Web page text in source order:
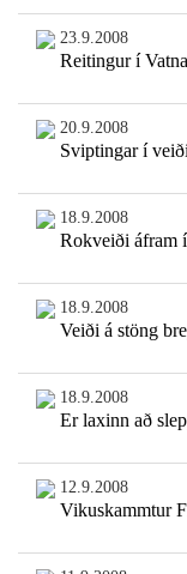
23.9.2008
Reitingur í
20.9.2008
Sviptingar í
18.9.2008
Rokveiði áfram
18.9.2008
Veiði á stöng
18.9.2008
Er laxinn að
12.9.2008
Vikuskammtur